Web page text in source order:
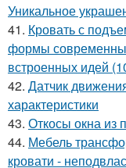
Уникальное
41. Кровать с
формы
встроенных идей
42. Датчик
характеристики
43. Откосы окна из
44. Мебель
кровати -